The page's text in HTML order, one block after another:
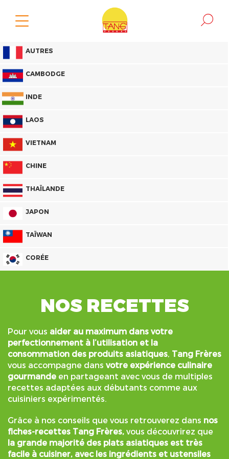
AUTRES
CAMBODGE
INDE
LAOS
VIETNAM
CHINE
THAÏLANDE
JAPON
TAÏWAN
CORÉE
NOS RECETTES
Pour vous aider au maximum dans votre
perfectionnement à l’utilisation et la
consommation des produits asiatiques, Tang Frères
vous accompagne dans votre expérience culinaire
gourmande en partageant avec vous de multiples
recettes adaptées aux débutants comme aux
cuisiniers expérimentés.
Grâce à nos conseils que vous retrouverez dans nos
fiches-recettes Tang Frères, vous découvrirez que
la grande majorité des plats asiatiques est très
facile à cuisiner, avec les ingrédients et ustensiles